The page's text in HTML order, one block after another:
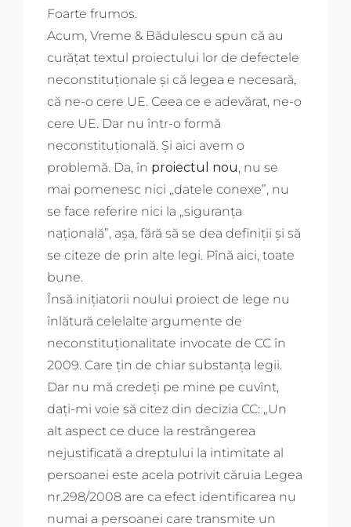
Foarte frumos.
Acum, Vreme & Bădulescu spun că au
curățat textul proiectului lor de defectele
neconstituționale și că legea e necesară,
că ne-o cere UE. Ceea ce e adevărat, ne-o
cere UE. Dar nu într-o formă
neconstituțională. Și aici avem o
problemă. Da, în proiectul nou, nu se
mai pomenesc nici „datele conexe”, nu
se face referire nici la „siguranța
națională”, așa, fără să se dea definiții și să
se citeze de prin alte legi. Pînă aici, toate
bune.
Însă inițiatorii noului proiect de lege nu
înlătură celelalte argumente de
neconstituționalitate invocate de CC în
2009. Care țin de chiar substanța legii.
Dar nu mă credeți pe mine pe cuvînt,
dați-mi voie să citez din decizia CC: „Un
alt aspect ce duce la restrângerea
nejustificată a dreptului la intimitate al
persoanei este acela potrivit căruia Legea
nr.298/2008 are ca efect identificarea nu
numai a persoanei care transmite un